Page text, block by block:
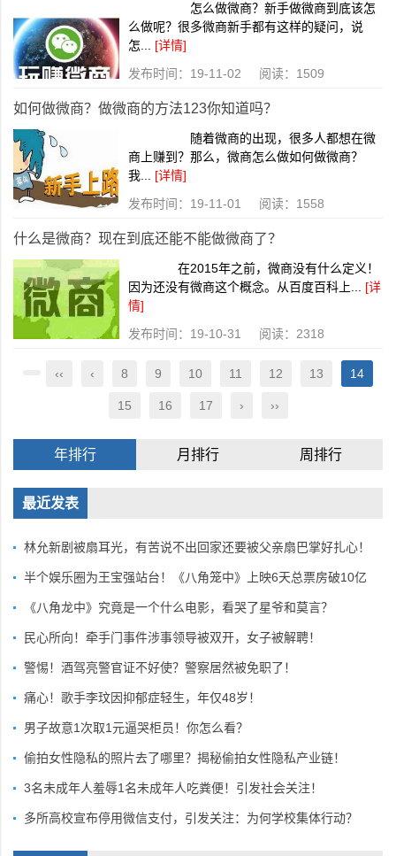
怎么做微商？新手做微商到底该怎
么做呢？很多微商新手都有这样的疑问，说
怎... [详情]
发布时间：19-11-02 阅读：1509
如何做微商？做微商的方法123你知道吗？
随着微商的出现，很多人都想在微
商上赚到？那么，微商怎么做如何做微商？
我... [详情]
发布时间：19-11-01 阅读：1558
什么是微商？现在到底还能不能做微商了？
在2015年之前，微商没有什么定义！
因为还没有微商这个概念。从百度百科上... [详
情]
发布时间：19-10-31 阅读：2318
‹‹ ‹ 8 9 10 11 12 13 14
15 16 17 › ››
年排行 月排行 周排行
最近发表
林允新剧被扇耳光，有苦说不出回家还要被父亲扇巴掌好扎心！
半个娱乐圈为王宝强站台！《八角笼中》上映6天总票房破10亿
《八角龙中》究竟是一个什么电影，看哭了星爷和莫言？
民心所向！牵手门事件涉事领导被双开，女子被解聘！
警惕！酒驾亮警官证不好使？警察居然被免职了！
痛心！歌手李玟因抑郁症轻生，年仅48岁！
男子故意1次取1元逼哭柜员！你怎么看？
偷拍女性隐私的照片去了哪里？揭秘偷拍女性隐私产业链！
3名未成年人羞辱1名未成年人吃粪便！引发社会关注！
多所高校宣布停用微信支付，引发关注：为何学校集体行动？